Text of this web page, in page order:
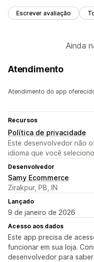
Escrever avaliação
Ainda
Atendimento
Atendimento do app
Recursos
Política de privacidade
Este desenvolvedor não
idioma que você
Desenvolvedor
Samy Ecommerce
Zirakpur, PB, IN
Lançado
9 de janeiro de 2026
Acesso aos dados
Este app precisa de
funcionar em sua loja.
desenvolvedor para